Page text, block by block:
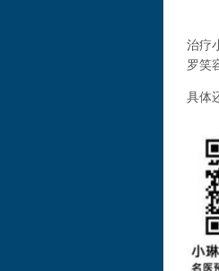
治疗
罗笑
具体